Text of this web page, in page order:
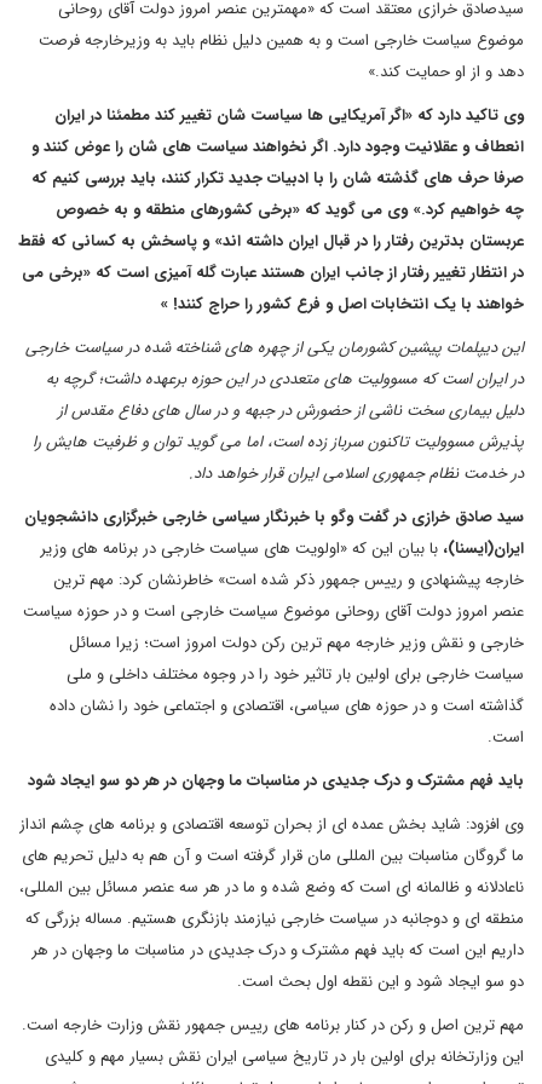
سیدصادق خرازی معتقد است که «مهمترین عنصر امروز دولت آقای روحانی
موضوع سیاست خارجی است و به همین دلیل نظام باید به وزیرخارجه فرصت
دهد و از او حمایت کند.»
وی تاکید دارد که «اگر آمریکایی ها سیاست شان تغییر کند مطمئنا در ایران
انعطاف و عقلانیت وجود دارد. اگر نخواهند سیاست های شان را عوض کنند و
صرفا حرف های گذشته شان را با ادبیات جدید تکرار کنند، باید بررسی کنیم که
چه خواهیم کرد.» وی می گوید که «برخی کشورهای منطقه و به خصوص
عربستان بدترین رفتار را در قبال ایران داشته اند» و پاسخش به کسانی که فقط
در انتظار تغییر رفتار از جانب ایران هستند عبارت گله آمیزی است که «برخی می
خواهند با یک انتخابات اصل و فرع کشور را حراج کنند! »
این دیپلمات پیشین کشورمان یکی از چهره های شناخته شده در سیاست خارجی
در ایران است که مسوولیت های متعددی در این حوزه برعهده داشت؛ گرچه به
دلیل بیماری سخت ناشی از حضورش در جبهه و در سال های دفاع مقدس از
پذیرش مسوولیت تاکنون سرباز زده است، اما می گوید توان و ظرفیت هایش را
در خدمت نظام جمهوری اسلامی ایران قرار خواهد داد.
سید صادق خرازی در گفت وگو با خبرنگار سیاسی خارجی خبرگزاری دانشجویان
ایران(ایسنا)، با بیان این که «اولویت های سیاست خارجی در برنامه های وزیر
خارجه پیشنهادی و رییس جمهور ذکر شده است» خاطرنشان کرد: مهم ترین
عنصر امروز دولت آقای روحانی موضوع سیاست خارجی است و در حوزه سیاست
خارجی و نقش وزیر خارجه مهم ترین رکن دولت امروز است؛ زیرا مسائل
سیاست خارجی برای اولین بار تاثیر خود را در وجوه مختلف داخلی و ملی
گذاشته است و در حوزه های سیاسی، اقتصادی و اجتماعی خود را نشان داده
است.
باید فهم مشترک و درک جدیدی در مناسبات ما وجهان در هر دو سو ایجاد شود
وی افزود: شاید بخش عمده ای از بحران توسعه اقتصادی و برنامه های چشم انداز
ما گروگان مناسبات بین المللی مان قرار گرفته است و آن هم به دلیل تحریم های
ناعادلانه و ظالمانه ای است که وضع شده و ما در هر سه عنصر مسائل بین المللی،
منطقه ای و دوجانبه در سیاست خارجی نیازمند بازنگری هستیم. مساله بزرگی که
داریم این است که باید فهم مشترک و درک جدیدی در مناسبات ما وجهان در هر
دو سو ایجاد شود و این نقطه اول بحث است.
مهم ترین اصل و رکن در کنار برنامه های رییس جمهور نقش وزارت خارجه است.
این وزارتخانه برای اولین بار در تاریخ سیاسی ایران نقش بسیار مهم و کلیدی